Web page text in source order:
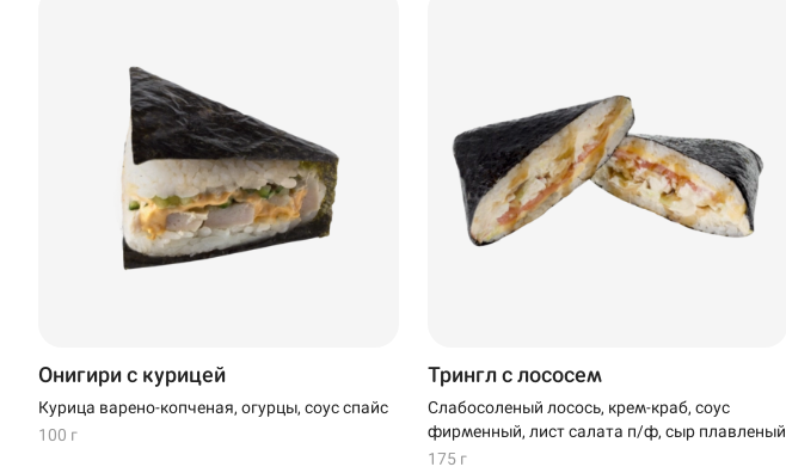
Онигири с курицей
Курица варено-копченая, огурцы, соус спайс
100 г
Трингл с лососем
Слабосоленый лосось, крем-краб, соус
фирменный, лист салата п/ф, сыр плавленый
175 г